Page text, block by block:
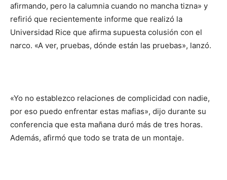
afirmando, pero la calumnia cuando no mancha tizna» y
refirió que recientemente informe que realizó la
Universidad Rice que afirma supuesta colusión con el
narco. «A ver, pruebas, dónde están las pruebas», lanzó.
«Yo no establezco relaciones de complicidad con nadie,
por eso puedo enfrentar estas mafias», dijo durante su
conferencia que esta mañana duró más de tres horas.
Además, afirmó que todo se trata de un montaje.